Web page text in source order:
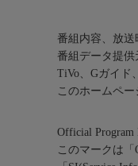
番組内容、放送
番組データ提供
TiVo、Gガイド
このホームペ
Official Program
このマークは